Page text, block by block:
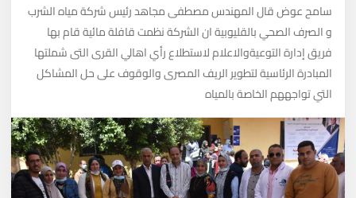
سامح عوض قال المهندس مصطفى مجاهد رئيس شركة مياه الشرب
و الصرف الصحي بالقليوبية ان الشركة نظمت قافلة مائية قام بها
فريق إدارة التوعيةوالاعلام لاستطلاع رأي اهالي القرى التى شملتها
المبادرة الرئاسية لتطوير الريف المصرى والوقوف على حل المشاكل
التي تواجههم الخاصة بالمياه